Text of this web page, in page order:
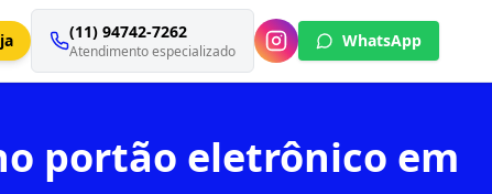
(11) 94742-7262
Atendimento especializado
WhatsApp
portão eletrônico em